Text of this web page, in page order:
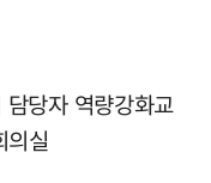
당자 역량강화교
의실